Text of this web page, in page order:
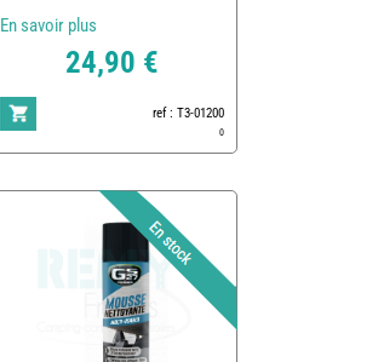
En savoir plus
24,90 €
ref : T3-01200
0